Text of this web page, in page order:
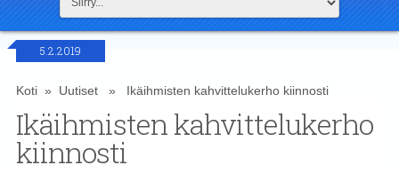
5.2.2019
Koti» Uutiset» Ikäihmisten kahvittelukerho kiinnosti
Ikäihmisten kahvittelukerho
kiinnosti